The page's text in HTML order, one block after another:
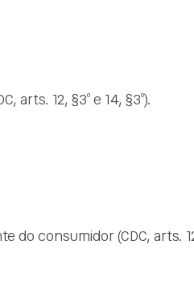
12, §3º e 14, §3º).
consumidor (CDC, arts. 12,